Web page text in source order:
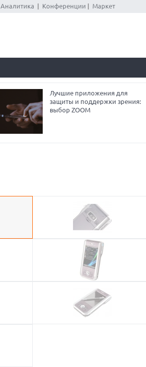
Аналитика Конференции Маркет
Лучшие приложения для
защиты и поддержки зрения:
выбор ZOOM